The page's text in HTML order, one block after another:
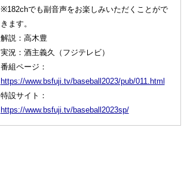
※182chでも副音声をお楽しみいただくことがで
きます。
解説：高木豊
実況：酒主義久（フジテレビ）
番組ページ：
https://www.bsfuji.tv/baseball2023/pub/011.html
特設サイト：
https://www.bsfuji.tv/baseball2023sp/